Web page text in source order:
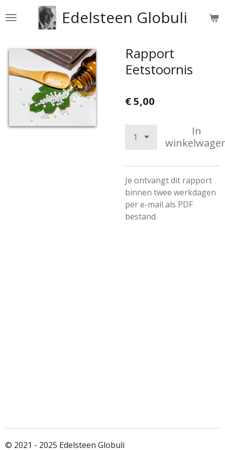
direct
de
hoofdinhoud
Edelsteen Globuli
Rapport
Eetstoornis
€ 5,00
In
Je ontvangt dit rapport
binnen twee werkdagen
per e-mail als PDF
bestand.
© 2021 - 2025 Edelsteen Globuli